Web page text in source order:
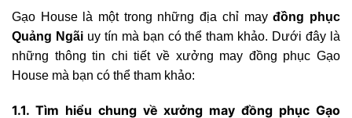
Gạo House là một trong những địa chỉ mayđồng phục
Quảng Ngãi uy tín mà bạn có thể tham khảo. Dưới đây là
những thông tin chi tiết về xưởng may đồng phục Gạo
House mà bạn có thể tham khảo:
1.1. Tìm hiểu chung về xưởng may đồng phục Gạo